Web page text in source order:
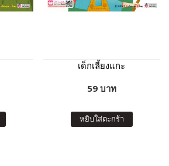
เด็กเลี้ยงแกะ
59 บาท
หยิบใส่ตะกร้า